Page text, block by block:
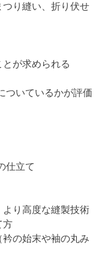
り縫い、折り伏せ
が求められる
ついているかが評価
仕立て
り高度な縫製技術
方
の始末や袖の丸み